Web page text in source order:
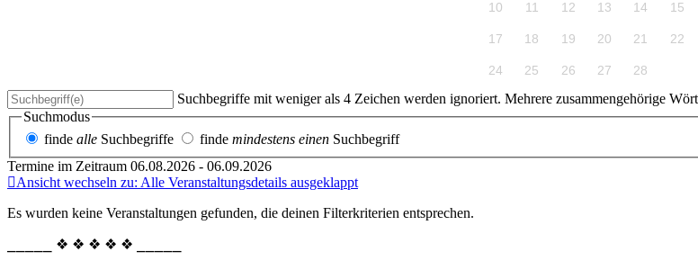
10 11 12 13 14 15
17 18 19 20 21 22
24 25 26 27 28
Suchbegriffe mit weniger als 4 Zeichen werden ignoriert. Mehrere zusammengehörige
Suchmodus
finde alle Suchbegriffe finde mindestens einen Suchbegriff
Termine im Zeitraum 06.08.2026 - 06.09.2026
Ansicht wechseln zu: Alle Veranstaltungsdetails ausgeklappt
Es wurden keine Veranstaltungen gefunden, die deinen Filterkriterien entsprechen.
⎯⎯⎯⎯⎯ ❖ ❖ ❖ ❖ ❖ ⎯⎯⎯⎯⎯